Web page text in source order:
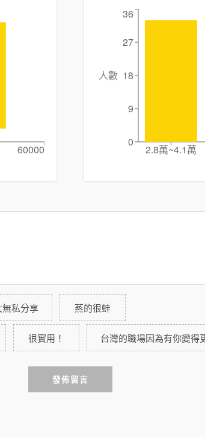
60000
2.8萬~4.1萬
0
9
18
27
36
人數
私分享 蒸的很蚌
很實用！ 台灣的職場因為有你變得
發佈留言